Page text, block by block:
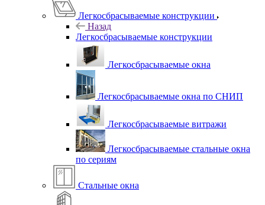
Легкосбрасываемые конструкции
Назад
Легкосбрасываемые конструкции
Легкосбрасываемые окна
Легкосбрасываемые окна по СНИП
Легкосбрасываемые витражи
Легкосбрасываемые стальные окна
по сериям
Стальные окна